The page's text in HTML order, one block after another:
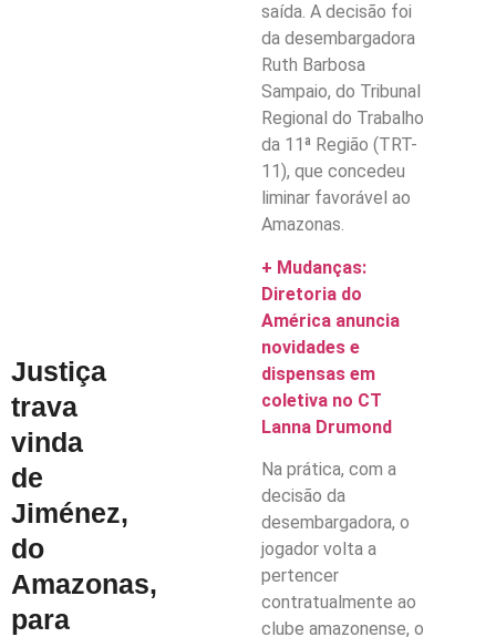
Justiça
trava
vinda
de
Jiménez,
do
Amazonas,
para
saída. A decisão foi
da desembargadora
Ruth Barbosa
Sampaio, do Tribunal
Regional do Trabalho
da 11ª Região (TRT-
11), que concedeu
liminar favorável ao
Amazonas.
+ Mudanças:
Diretoria do
América anuncia
novidades e
dispensas em
coletiva no CT
Lanna Drumond
Na prática, com a
decisão da
desembargadora, o
jogador volta a
pertencer
contratualmente ao
clube amazonense, o